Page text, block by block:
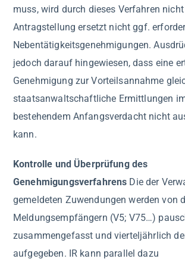
muss, wird durch dieses Verfahren
Antragstellung ersetzt nicht ggf.
Nebentätigkeitsgenehmigungen.
jedoch darauf hingewiesen, dass eine
Genehmigung zur Vorteilsannahme
staatsanwaltschaftliche Ermittlungen
bestehendem Anfangsverdacht nicht
kann.
Kontrolle und Überprüfung des
Genehmigungsverfahrens Die der
gemeldeten Zuwendungen werden von
Meldungsempfängern (V5; V75…)
zusammengefasst und vierteljährlich
aufgegeben. IR kann parallel dazu